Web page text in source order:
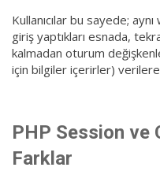
Kullanıcılar bu sayede;
giriş yaptıkları esnada,
kalmadan oturum
için bilgiler içerirler)
PHP Session ve
Farklar